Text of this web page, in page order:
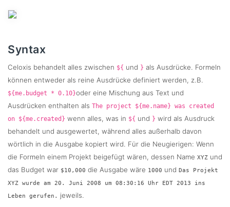
Syntax
Celoxis behandelt alles zwischen ${ und } als Ausdrücke. Formeln
können entweder als reine Ausdrücke definiert werden, z.B.
${me.budget * 0.10}oder eine Mischung aus Text und
Ausdrücken enthalten als The project ${me.name} was created
on ${me.created} wenn alles, was in ${ und } wird als Ausdruck
behandelt und ausgewertet, während alles außerhalb davon
wörtlich in die Ausgabe kopiert wird. Für die Neugierigen: Wenn
die Formeln einem Projekt beigefügt wären, dessen Name XYZ und
das Budget war $10,000 die Ausgabe wäre 1000 und Das Projekt
XYZ wurde am 20. Juni 2008 um 08:30:16 Uhr EDT 2013 ins
Leben gerufen.
jeweils.